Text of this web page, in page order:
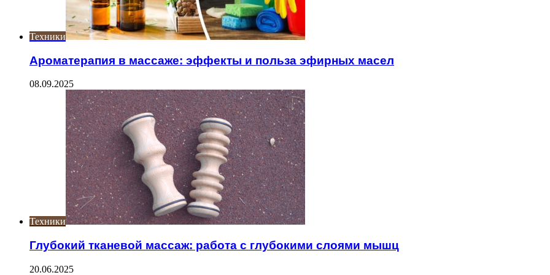
Техники
Ароматерапия в массаже: эффекты и польза эфирных масел
08.09.2025
Техники
Глубокий тканевой массаж: работа с глубокими слоями мышц
20.06.2025